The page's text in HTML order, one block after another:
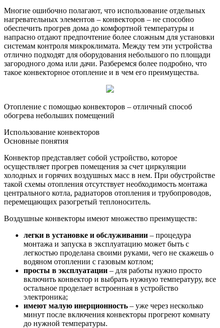
Многие ошибочно полагают, что использование отдельных
нагревательных элементов – конвекторов – не способно
обеспечить прогрев дома до комфортной температуры и
напрасно отдают предпочтение более сложным для установки
системам контроля микроклимата. Между тем эти устройства
отлично подходят для оборудования небольшого по площади
загородного дома или дачи. Разберемся более подробно, что
такое конвекторное отопление и в чем его преимущества.
Отопление с помощью конвекторов – отличный способ
обогрева небольших помещений
Использование конвекторов
Основные понятия
Конвектор представляет собой устройство, которое
осуществляет прогрев помещения за счет циркуляции
холодных и горячих воздушных масс в нем. При обустройстве
такой схемы отопления отсутствует необходимость монтажа
центрального котла, радиаторов отопления и трубопроводов,
перемещающих разогретый теплоноситель.
Воздушные конвекторы имеют множество преимуществ:
легки в установке и обслуживании – процедура
монтажа и запуска в эксплуатацию может быть с
легкостью проделана своими руками, чего не скажешь о
водяном отоплении с газовым котлом;
просты в эксплуатации – для работы нужно просто
включить конвектор и выбрать нужную температуру, все
остальное проделает встроенная в устройство
электроника;
имеют малую инерционность – уже через несколько
минут после включения конвекторы прогреют комнату
до нужной температуры.